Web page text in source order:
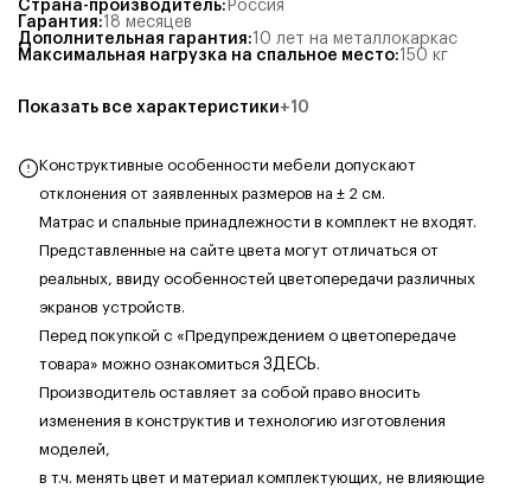
Страна-производитель: Россия
Гарантия:18 месяцев
Дополнительная гарантия:10 лет на металлокаркас
Максимальная нагрузка на спальное место:150 кг
Показать все характеристики+10
Конструктивные особенности мебели допускают
отклонения от заявленных размеров на ± 2 см.
Матрас и спальные принадлежности в комплект не входят.
Представленные на сайте цвета могут отличаться от
реальных, ввиду особенностей цветопередачи различных
экранов устройств.
Перед покупкой с «Предупреждением о цветопередаче
товара» можно ознакомиться ЗДЕСЬ.
Производитель оставляет за собой право вносить
изменения в конструктив и технологию изготовления
моделей,
в т.ч. менять цвет и материал комплектующих, не влияющие